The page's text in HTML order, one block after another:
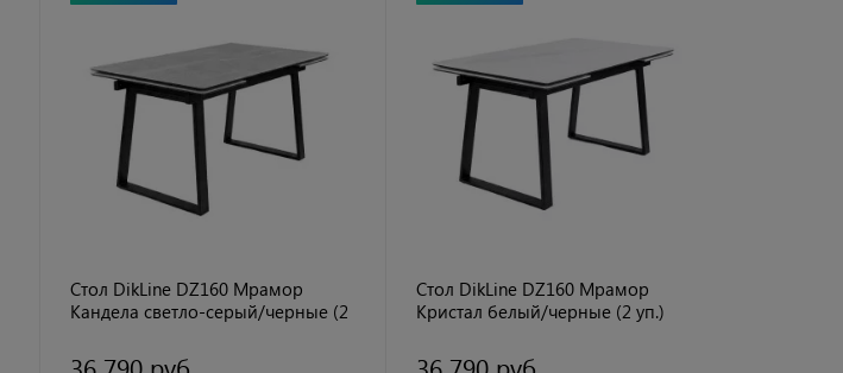
Стол DikLine DZ160 Мрамор
Кандела cветло-серый/черные (2
Стол DikLine DZ160 Мрамор
Кристал белый/черные (2 уп.)